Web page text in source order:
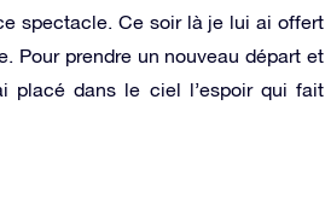
spectacle. Ce soir là je lui ai offert
Pour prendre un nouveau départ et
placé dans le ciel l’espoir qui fait